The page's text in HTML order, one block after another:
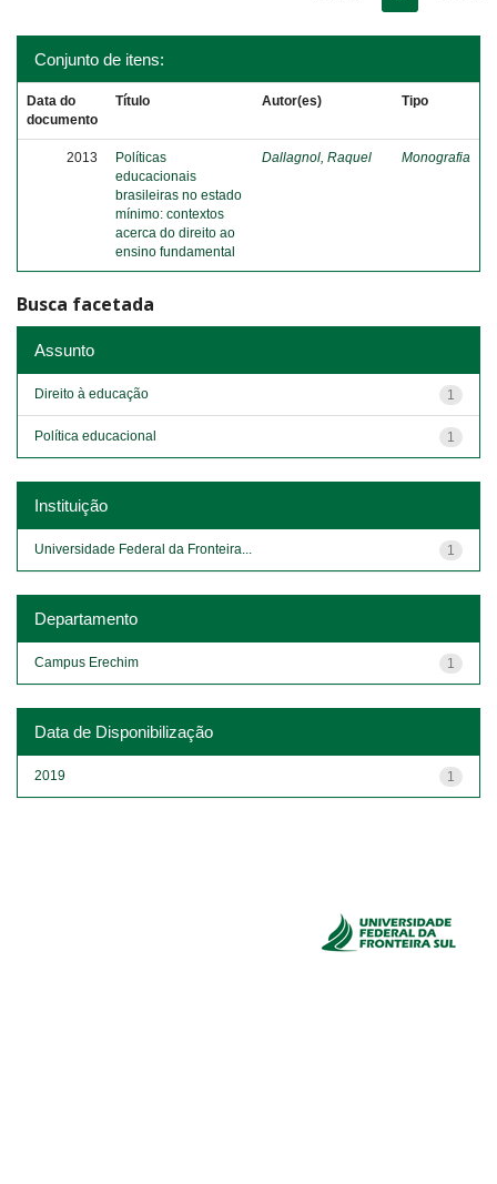
Conjunto de itens:
Data do
documento
Título Autor(es) Tipo
2013
Políticas
educacionais
brasileiras no estado
mínimo: contextos
acerca do direito ao
ensino fundamental
Dallagnol, Raquel Monografia
Busca facetada
Assunto
1
Direito à educação
1
Política educacional
Instituição
1
Universidade Federal da Fronteira...
Departamento
1
Campus Erechim
Data de Disponibilização
1
2019